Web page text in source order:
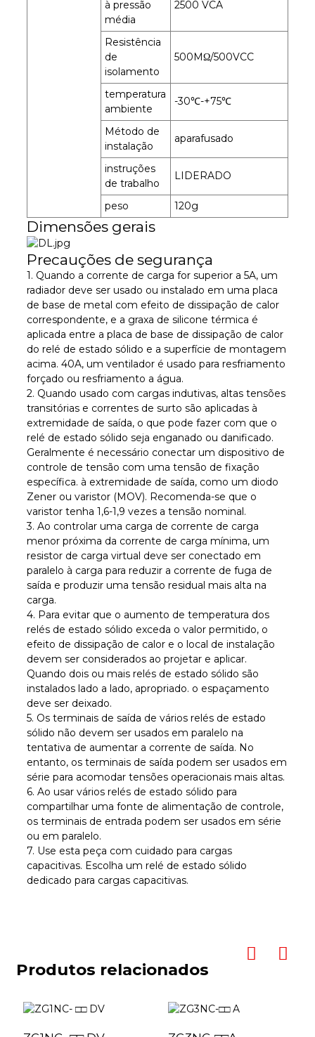
à pressão
média
2500 VCA
Resistência
de
isolamento
500MΩ/500VCC
temperatura
ambiente
-30℃-+75℃
Método de
instalação
aparafusado
instruções
de trabalho
LIDERADO
peso 120g
Dimensões gerais
Precauções de segurança
1. Quando a corrente de carga for superior a 5A, um
radiador deve ser usado ou instalado em uma placa
de base de metal com efeito de dissipação de calor
correspondente, e a graxa de silicone térmica é
aplicada entre a placa de base de dissipação de calor
do relé de estado sólido e a superfície de montagem
acima. 40A, um ventilador é usado para resfriamento
forçado ou resfriamento a água.
2. Quando usado com cargas indutivas, altas tensões
transitórias e correntes de surto são aplicadas à
extremidade de saída, o que pode fazer com que o
relé de estado sólido seja enganado ou danificado.
Geralmente é necessário conectar um dispositivo de
controle de tensão com uma tensão de fixação
específica. à extremidade de saída, como um diodo
Zener ou varistor (MOV). Recomenda-se que o
varistor tenha 1,6-1,9 vezes a tensão nominal.
3. Ao controlar uma carga de corrente de carga
menor próxima da corrente de carga mínima, um
resistor de carga virtual deve ser conectado em
paralelo à carga para reduzir a corrente de fuga de
saída e produzir uma tensão residual mais alta na
carga.
4. Para evitar que o aumento de temperatura dos
relés de estado sólido exceda o valor permitido, o
efeito de dissipação de calor e o local de instalação
devem ser considerados ao projetar e aplicar.
Quando dois ou mais relés de estado sólido são
instalados lado a lado, apropriado. o espaçamento
deve ser deixado.
5. Os terminais de saída de vários relés de estado
sólido não devem ser usados ​​em paralelo na
tentativa de aumentar a corrente de saída. No
entanto, os terminais de saída podem ser usados ​​em
série para acomodar tensões operacionais mais altas.
6. Ao usar vários relés de estado sólido para
compartilhar uma fonte de alimentação de controle,
os terminais de entrada podem ser usados ​​em série
ou em paralelo.
7. Use esta peça com cuidado para cargas
capacitivas. Escolha um relé de estado sólido
dedicado para cargas capacitivas.
Produtos relacionados